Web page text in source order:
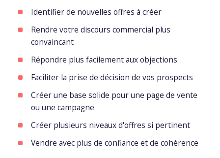
Identifier de nouvelles offres à créer
Rendre votre discours commercial plus
convaincant
Répondre plus facilement aux objections
Faciliter la prise de décision de vos prospects
Créer une base solide pour une page de vente
ou une campagne
Créer plusieurs niveaux d'offres si pertinent
Vendre avec plus de confiance et de cohérence